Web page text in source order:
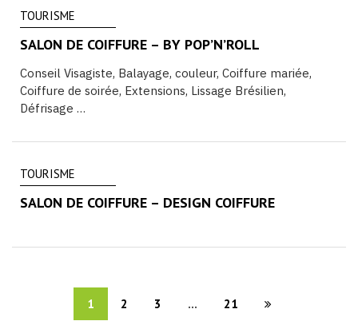
TOURISME
SALON DE COIFFURE – BY POP’N’ROLL
Conseil Visagiste, Balayage, couleur, Coiffure mariée,
Coiffure de soirée, Extensions, Lissage Brésilien,
Défrisage …
TOURISME
SALON DE COIFFURE – DESIGN COIFFURE
1 2 3 ... 21